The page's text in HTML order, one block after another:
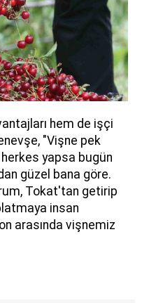
hem de işçi
"Vişne pek
yapsa bugün
güzel bana göre.
Tokat'tan getirip
insan
arasında vişnemiz